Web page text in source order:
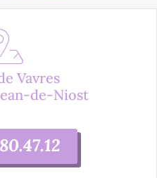
Vavres
de-Niost